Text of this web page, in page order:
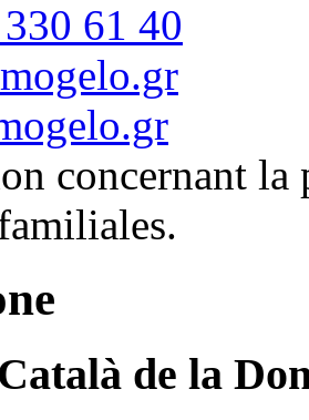
61 40
concernant
de la